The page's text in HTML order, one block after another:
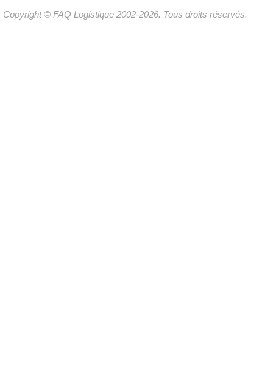
Copyright © FAQ Logistique 2002-2026. Tous droits réservés.